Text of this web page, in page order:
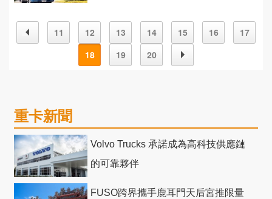
11 12 13 14 15 16
17
18
19 20
重卡新聞
Volvo Trucks 承諾成為高科技供應鏈
的可靠夥伴
FUSO跨界攜手鹿耳門天后宮推限量